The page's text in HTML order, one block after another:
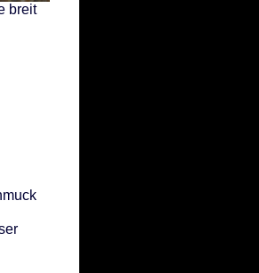
breit